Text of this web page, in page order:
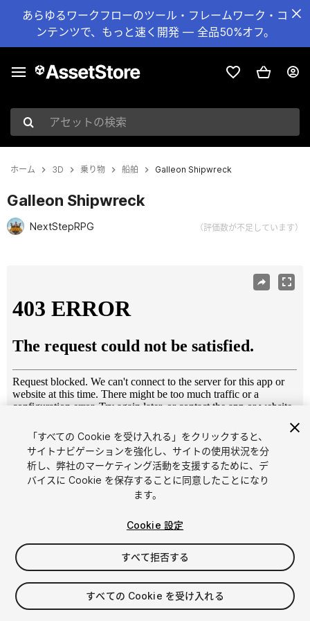
あらゆるワークフローのツール・フレームワーク・コ
ンテンツで、もっと速く開発 — 全品50%オフ。
アセットの検索
ホーム 3D 乗り物 船舶 Galleon Shipwreck
Galleon Shipwreck
NextStepRPG （評価数が不足しています）
1 /7
$4.99
消費税は決済時に計算されます
「すべての Cookie を受け入れる」をクリックすると、
サイトナビゲーションを強化し、サイトの使用状況を分
析し、弊社のマーケティング活動を支援するために、デ
バイスに Cookie を保存することに同意したことになり
ます。
Cookie 設定
すべて拒否する
すべての Cookie を受け入れる